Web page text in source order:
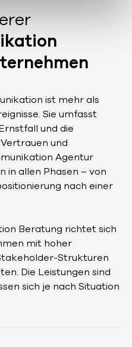
ist mehr als
Sie umfasst
und die
und
Agentur
in allen Phasen – von
nach einer
Beratung richtet sich
mit hoher
Strukturen
Die Leistungen sind
sich je nach Situation